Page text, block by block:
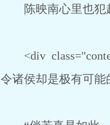
陈映南心里也犯
<div
令诸侯却是极有可能